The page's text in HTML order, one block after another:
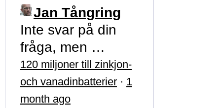
Jan Tångring
Inte svar på din
fråga, men …
120 miljoner till zinkjon-
och vanadinbatterier · 1
month ago